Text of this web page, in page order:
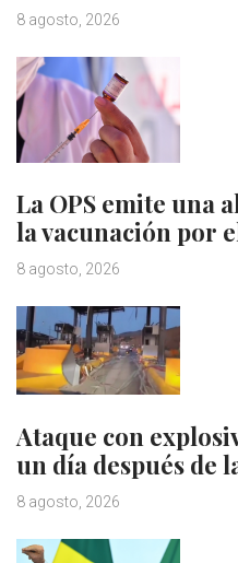
8 agosto, 2026
La OPS emite una
la vacunación por
8 agosto, 2026
Ataque con
un día después de
8 agosto, 2026